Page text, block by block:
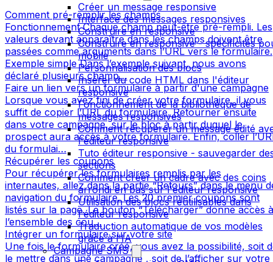
Créer un message responsive
Interface des messages responsives
Construire en responsive
Construire en responsive - spécificités
mobile
Personnalisation des blocs
Insérer du code HTML dans l'éditeur
responsive
Fonctionnement de la bibliothèque de
messages responsives
Comment récupérer un message édité
l'éditeur responsive
Tuto éditeur responsive - sauvegarder
sections
Comment créer un cadre avec des coins
arrondi en bas sur l'éditeur responsive
Utilisation des blocs réutilisables dans
l'éditeur responsive
Traduction automatique de vos modèles
grâce à l'IA
Campagne SMS
Comment pré-remplir les champs
Fonctionnement Chaque champ peut-être pré-rempli. Les
valeurs devant apparaître dans les champs doivent être
passées comme arguments dans l’URL vers le formulaire.
Exemple simple Dans l’exemple suivant, nous avons
déclaré plusieurs champ…
Faire un lien vers un formulaire à partir d'une campagne
Lorsque vous avez fini de créer votre formulaire, il vous
suffit de copier l’URL du formulaire. Retourner ensuite
dans votre campagne, sur le bloc à partir duquel le
prospect aura accès à votre formulaire. Enfin, coller
du formulai…
Récupérer les coupons
Pour récupérer les formulaires remplis par les
internautes, allez dans la partie “Retours” dans le menu
navigation du formulaire. Les 20 premier coupons sont
listés sur la page. Le bouton “Télécharger” donne accès à
l’ensemble des cou…
Intégrer un formulaire sur votre site
Une fois le formulaire créé, vous avez la possibilité, soit
le mettre dans une campagne , soit de l’afficher sur votre